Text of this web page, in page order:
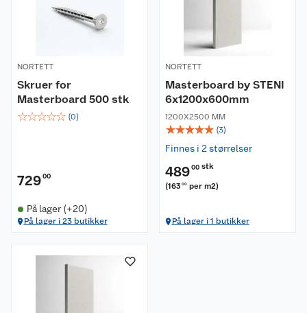
NORTETT
Skruer for
Masterboard 500 stk
☆☆☆☆☆ (0)
72900
På lager (+20)
På lager i 23 butikker
NORTETT
Masterboard by STENI
6x1200x600mm
1200X2500 MM
☆☆☆☆☆ (3)
Finnes i 2 størrelser
48900 stk
(16300 per m2)
På lager i 1 butikker
Kundeservice
Om oss